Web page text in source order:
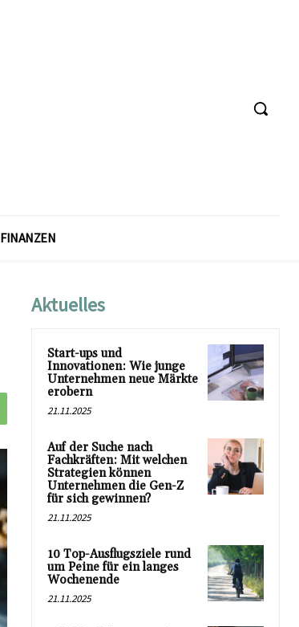
FINANZEN
Aktuelles
Start-ups und
Innovationen: Wie junge
Unternehmen neue Märkte
erobern
21.11.2025
Auf der Suche nach
Fachkräften: Mit welchen
Strategien können
Unternehmen die Gen-Z
für sich gewinnen?
21.11.2025
10 Top-Ausflugsziele rund
um Peine für ein langes
Wochenende
21.11.2025